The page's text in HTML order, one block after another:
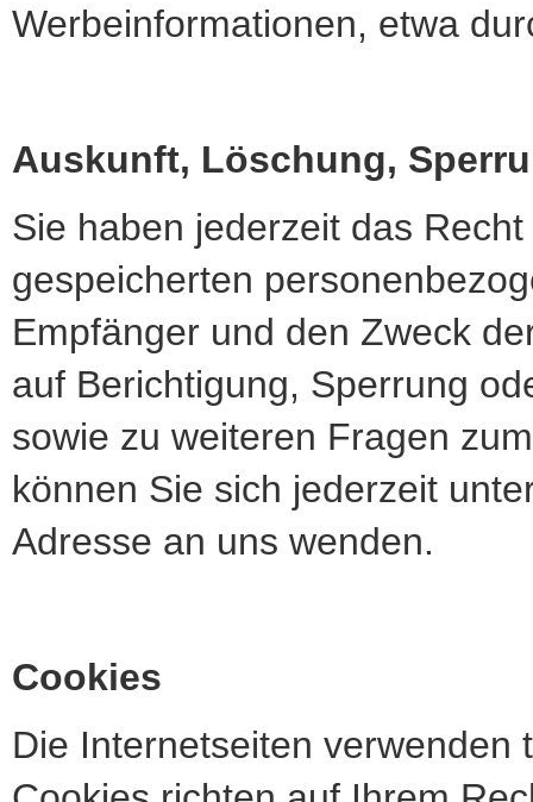
Werbeinformationen, etwa
Auskunft, Löschung,
Sie haben jederzeit das
gespeicherten
Empfänger und den Zweck
auf Berichtigung, Sperrung
sowie zu weiteren Fragen
können Sie sich jederzeit
Adresse an uns wenden.
Cookies
Die Internetseiten verwenden